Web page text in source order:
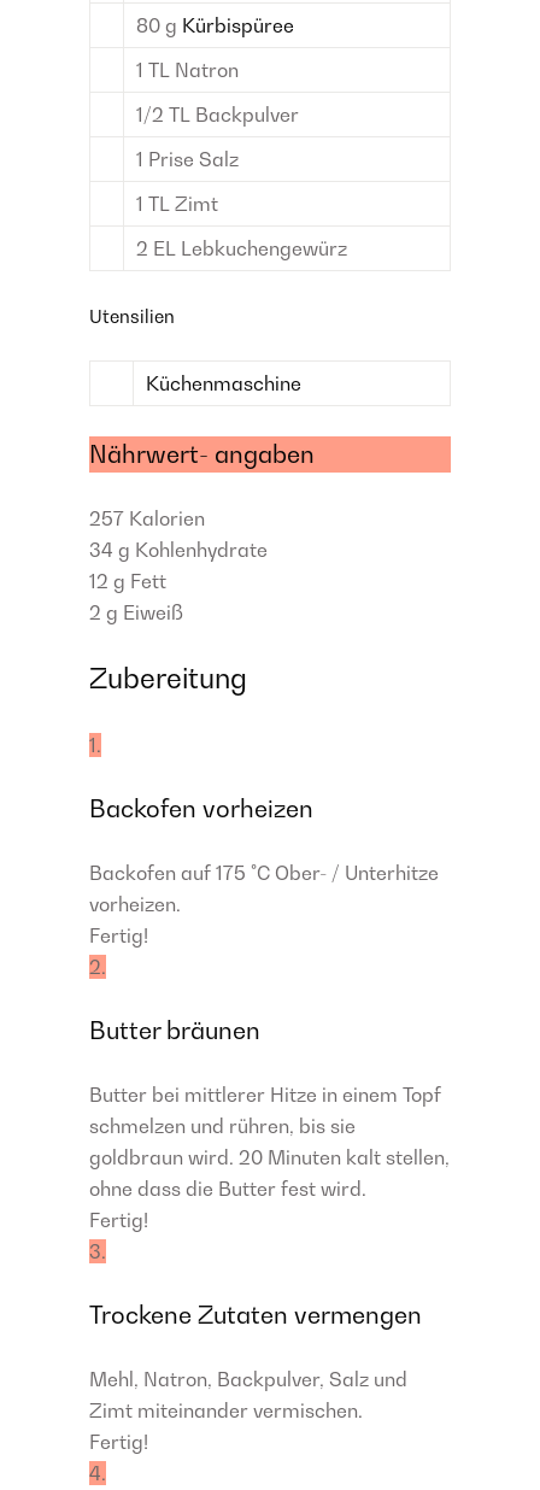
80 g Kürbispüree
1 TL Natron
1/2 TL Backpulver
1 Prise Salz
1 TL Zimt
2 EL Lebkuchengewürz
Utensilien
Küchenmaschine
Nährwert- angaben
257 Kalorien
34 g Kohlenhydrate
12 g Fett
2 g Eiweiß
Zubereitung
1.
Backofen vorheizen
Backofen auf 175 °C Ober- / Unterhitze
vorheizen.
Fertig!
2.
Butter bräunen
Butter bei mittlerer Hitze in einem Topf
schmelzen und rühren, bis sie
goldbraun wird. 20 Minuten kalt stellen,
ohne dass die Butter fest wird.
Fertig!
3.
Trockene Zutaten vermengen
Mehl, Natron, Backpulver, Salz und
Zimt miteinander vermischen.
Fertig!
4.